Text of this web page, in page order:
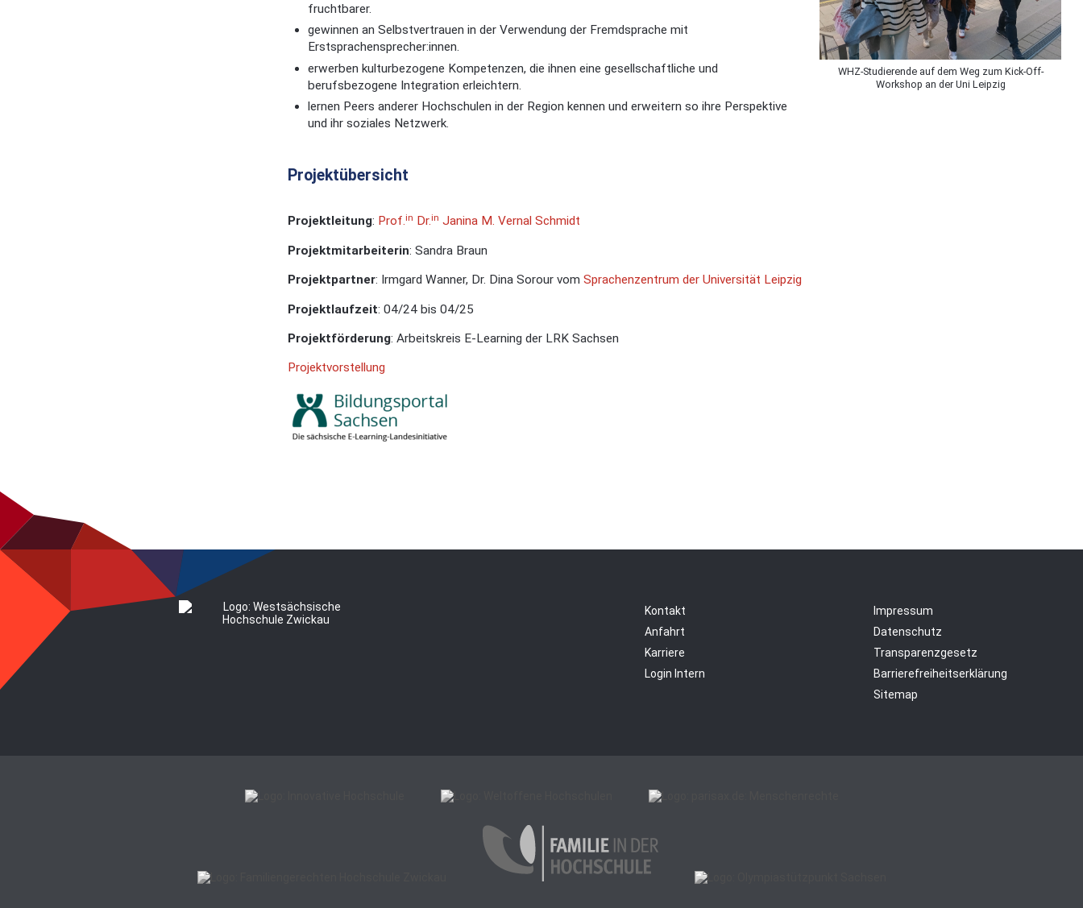
WHZ-Studierende auf dem Weg zum Kick-Off-
Workshop an der Uni Leipzig
fruchtbarer.
gewinnen an Selbstvertrauen in der Verwendung der Fremdsprache mit
Erstsprachensprecher:innen.
erwerben kulturbezogene Kompetenzen, die ihnen eine gesellschaftliche und
berufsbezogene Integration erleichtern.
lernen Peers anderer Hochschulen in der Region kennen und erweitern so ihre Perspektive
und ihr soziales Netzwerk.
Projektübersicht
Projektleitung: Prof.in Dr.in Janina M. Vernal Schmidt
Projektmitarbeiterin: Sandra Braun
Projektpartner: Irmgard Wanner, Dr. Dina Sorour vom Sprachenzentrum der Universität Leipzig
Projektlaufzeit: 04/24 bis 04/25
Projektförderung: Arbeitskreis E-Learning der LRK Sachsen
Projektvorstellung
Kontakt
Anfahrt
Karriere
Login Intern
Impressum
Datenschutz
Transparenzgesetz
Barrierefreiheitserklärung
Sitemap